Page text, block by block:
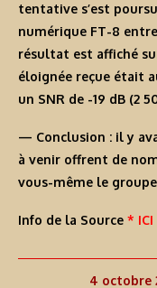
tentative s’est
numérique FT-8
résultat est affiché
éloignée reçue était
un SNR de -19 dB (2
— Conclusion : il y
à venir offrent de
vous-même le groupe
Info de la Source * ICI
4 octobre